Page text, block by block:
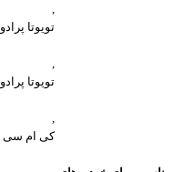
,
تویوتا پرادو VX چهار در
,
تویوتا پرادو VX دو در
,
کی ام سی T8 ساده